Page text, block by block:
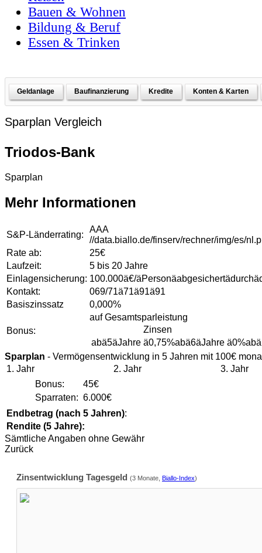
Bauen & Wohnen
Bildung & Beruf
Essen & Trinken
Geldanlage Baufinanzierung Kredite Konten & Karten
Sparplan Vergleich
Triodos-Bank
Sparplan
Mehr Informationen
S&P-Länderrating:
AAA
//data.biallo.de/finserv/rechner/img/es/
Rate ab:
25€
Laufzeit:
5 bis 20 Jahre
Einlagensicherung: 100.000ä€/
Kontakt:
069/71ä71ä91ä91
Basiszinssatz
0,000%
Bonus:
auf Gesamtsparleistung
Zinsen
abä5äJahre ä0,75%abä6äJahre ä0%
Sparplan - Vermögensentwicklung in 5 Jahren mit 100€
1. Jahr
2. Jahr
3. Jahr
Bonus:
45€
Sparraten: 6.000€
Endbetrag (nach 5 Jahren):
Rendite (5 Jahre):
Sämtliche Angaben ohne Gewähr
Zurück
Zinsentwicklung Tagesgeld (3 Monate, Biallo-Index)